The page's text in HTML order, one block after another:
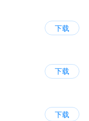
下载
下载
下载